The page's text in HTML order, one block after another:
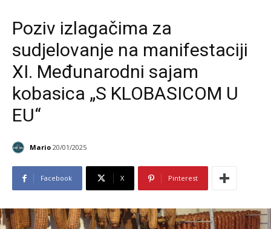
Poziv izlagačima za
sudjelovanje na manifestaciji
XI. Međunarodni sajam
kobasica „S KLOBASICOM U
EU“
Mario 20/01/2025
Facebook X Pinterest